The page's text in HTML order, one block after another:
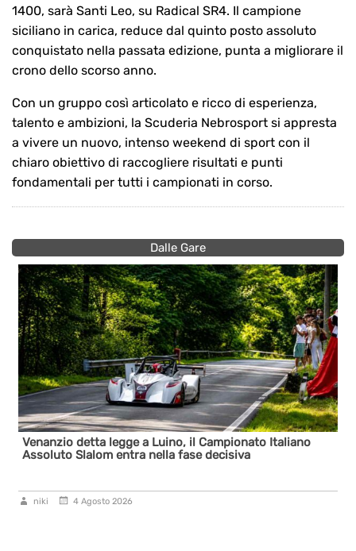
1400, sarà Santi Leo, su Radical SR4. Il campione
siciliano in carica, reduce dal quinto posto assoluto
conquistato nella passata edizione, punta a migliorare il
crono dello scorso anno.
Con un gruppo così articolato e ricco di esperienza,
talento e ambizioni, la Scuderia Nebrosport si appresta
a vivere un nuovo, intenso weekend di sport con il
chiaro obiettivo di raccogliere risultati e punti
fondamentali per tutti i campionati in corso.
Dalle Gare
Venanzio detta legge a Luino, il Campionato Italiano
Assoluto Slalom entra nella fase decisiva
niki 4 Agosto 2026